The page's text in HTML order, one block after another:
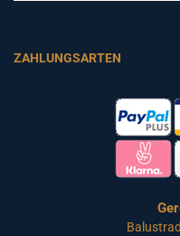
ZAHLUNGSARTEN